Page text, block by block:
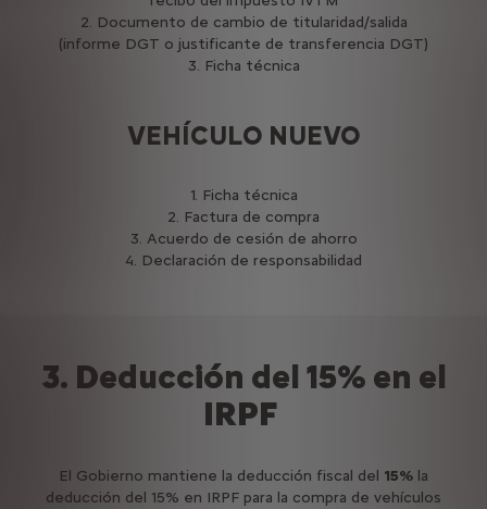
2. Documento de cambio de titularidad/salida
(informe DGT o justificante de transferencia DGT)
3. Ficha técnica
VEHÍCULO NUEVO
1. Ficha técnica
2. Factura de compra
3. Acuerdo de cesión de ahorro
4. Declaración de responsabilidad
3. Deducción del 15% en el
IRPF
El Gobierno mantiene la deducción fiscal del 15% la
deducción del 15% en IRPF para la compra de vehículos